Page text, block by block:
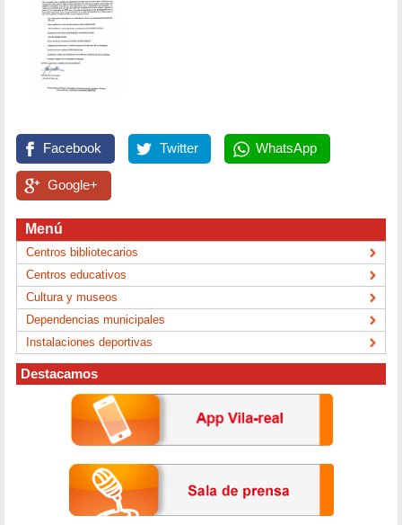
Facebook Twitter WhatsApp
Google+
Menú
Centros bibliotecarios
Centros educativos
Cultura y museos
Dependencias municipales
Instalaciones deportivas
Destacamos